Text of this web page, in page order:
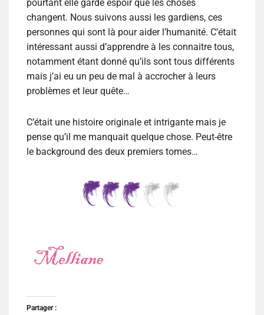
pourtant elle garde espoir que les choses
changent. Nous suivons aussi les gardiens, ces
personnes qui sont là pour aider l’humanité. C’était
intéressant aussi d’apprendre à les connaitre tous,
notamment étant donné qu’ils sont tous différents
mais j’ai eu un peu de mal à accrocher à leurs
problèmes et leur quête…
C’était une histoire originale et intrigante mais je
pense qu’il me manquait quelque chose. Peut-être
le background des deux premiers tomes…
Partager :